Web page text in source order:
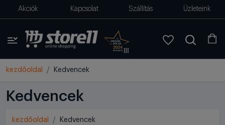
Akciók Kapcsolat Szállítás Üzleteink
kezdőoldal Kedvencek
Kedvencek
kezdőoldal Kedvencek